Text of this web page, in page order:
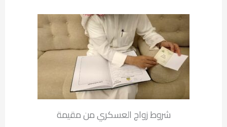
شروط زواج العسكري من مقيمة